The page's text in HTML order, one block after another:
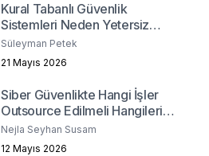
Kural Tabanlı Güvenlik
Sistemleri Neden Yetersiz
Kalıyor?
Süleyman Petek
21 Mayıs 2026
Siber Güvenlikte Hangi İşler
Outsource Edilmeli Hangileri
İçeride Kalmalı?
Nejla Seyhan Susam
12 Mayıs 2026